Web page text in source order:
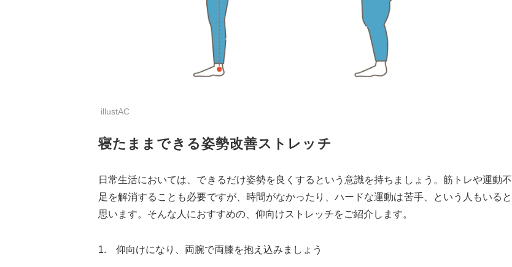
illustAC
寝たままできる姿勢改善ストレッチ
日常生活においては、できるだけ姿勢を良くするという意識を持ちましょう。筋トレや運動不
足を解消することも必要ですが、時間がなかったり、ハードな運動は苦手、という人もいると
思います。そんな人におすすめの、仰向けストレッチをご紹介します。
1. 仰向けになり、両腕で両膝を抱え込みましょう